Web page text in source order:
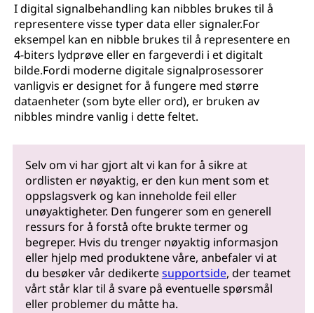
I digital signalbehandling kan nibbles brukes til å
representere visse typer data eller signaler.For
eksempel kan en nibble brukes til å representere en
4-biters lydprøve eller en fargeverdi i et digitalt
bilde.Fordi moderne digitale signalprosessorer
vanligvis er designet for å fungere med større
dataenheter (som byte eller ord), er bruken av
nibbles mindre vanlig i dette feltet.
Selv om vi har gjort alt vi kan for å sikre at
ordlisten er nøyaktig, er den kun ment som et
oppslagsverk og kan inneholde feil eller
unøyaktigheter. Den fungerer som en generell
ressurs for å forstå ofte brukte termer og
begreper. Hvis du trenger nøyaktig informasjon
eller hjelp med produktene våre, anbefaler vi at
du besøker vår dedikertesupportside, der teamet
vårt står klar til å svare på eventuelle spørsmål
eller problemer du måtte ha.